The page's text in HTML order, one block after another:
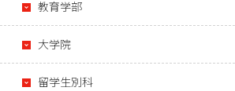
教育学部
大学院
留学生別科